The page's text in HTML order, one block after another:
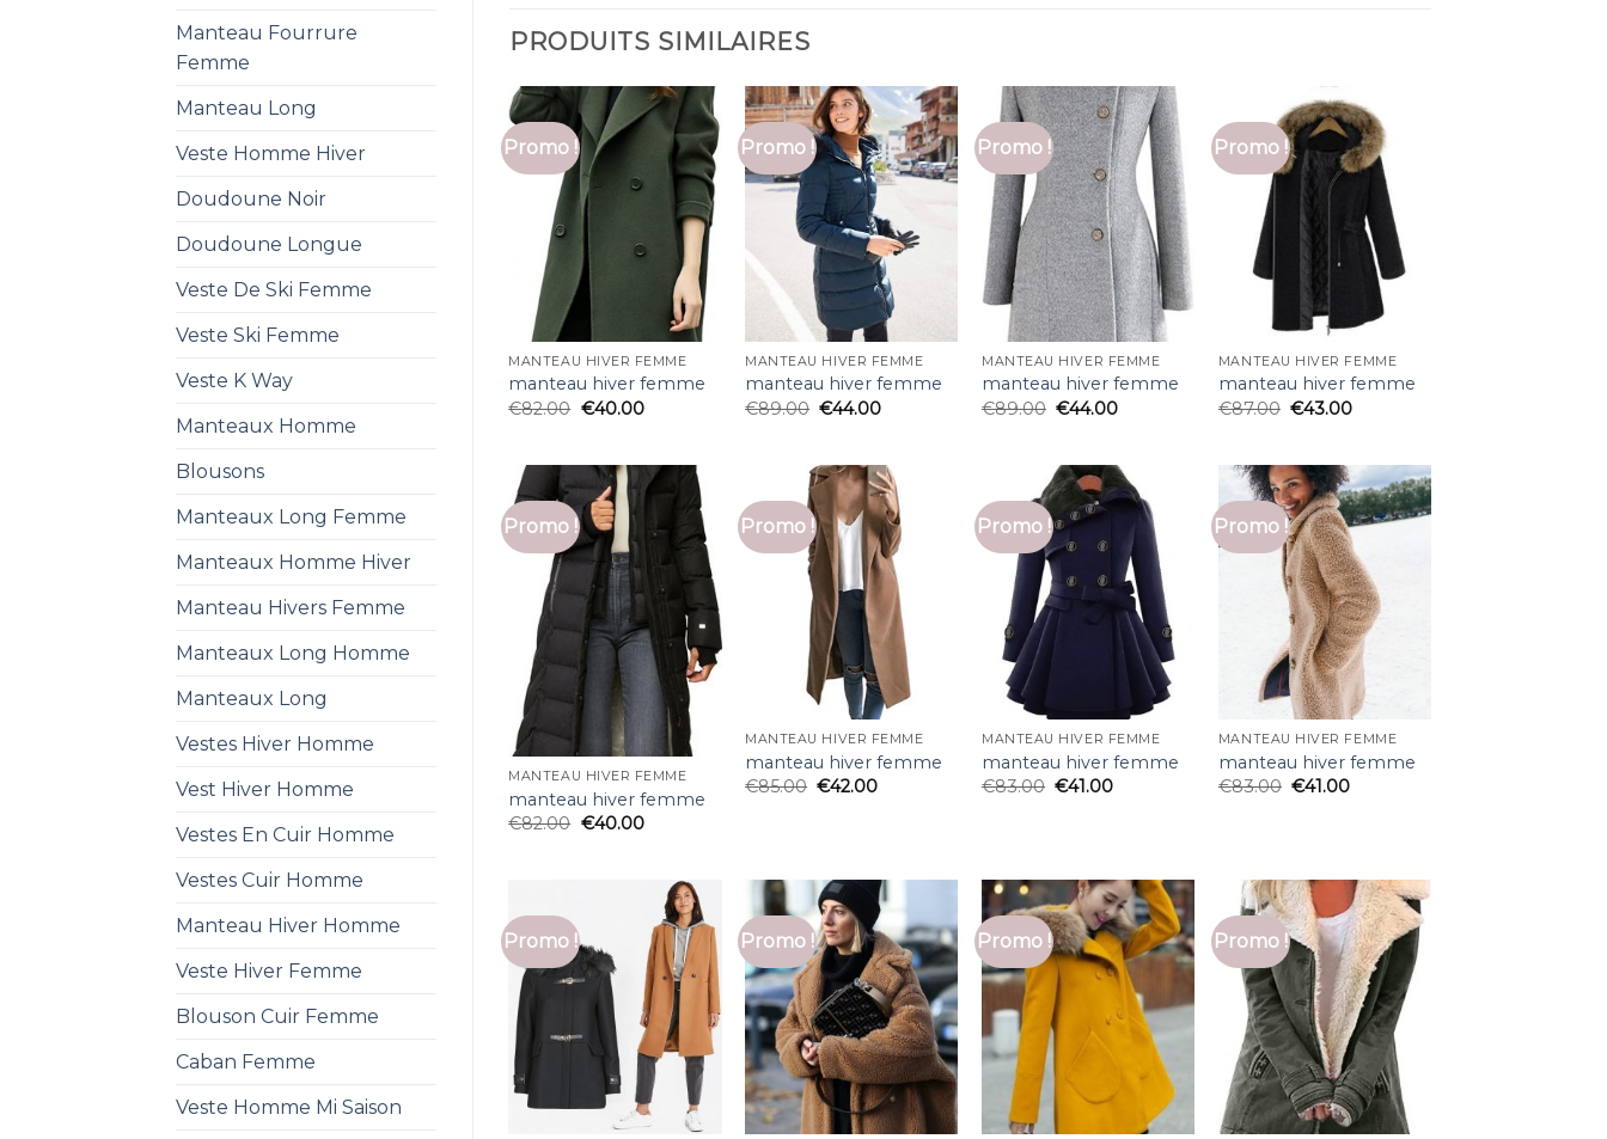
Manteau Fourrure
Femme
Manteau Long
Veste Homme Hiver
Doudoune Noir
Doudoune Longue
Veste De Ski Femme
Veste Ski Femme
Veste K Way
Manteaux Homme
Blousons
Manteaux Long Femme
Manteaux Homme Hiver
Manteau Hivers Femme
Manteaux Long Homme
Manteaux Long
Vestes Hiver Homme
Vest Hiver Homme
Vestes En Cuir Homme
Vestes Cuir Homme
Manteau Hiver Homme
Veste Hiver Femme
Blouson Cuir Femme
Caban Femme
Veste Homme Mi Saison
PRODUITS SIMILAIRES
Promo !
MANTEAU HIVER FEMME
manteau hiver femme
€82.00 €40.00
Promo !
MANTEAU HIVER FEMME
manteau hiver femme
€89.00 €44.00
Promo !
MANTEAU HIVER FEMME
manteau hiver femme
€89.00 €44.00
Promo !
MANTEAU HIVER FEMME
manteau hiver femme
€87.00 €43.00
Promo !
MANTEAU HIVER FEMME
manteau hiver femme
€82.00 €40.00
Promo !
MANTEAU HIVER FEMME
manteau hiver femme
€85.00 €42.00
Promo !
MANTEAU HIVER FEMME
manteau hiver femme
€83.00 €41.00
Promo !
MANTEAU HIVER FEMME
manteau hiver femme
€83.00 €41.00
Promo ! Promo ! Promo ! Promo !